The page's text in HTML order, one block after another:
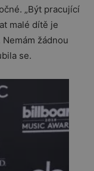
„Být pracující
malé dítě je
žádnou
se.